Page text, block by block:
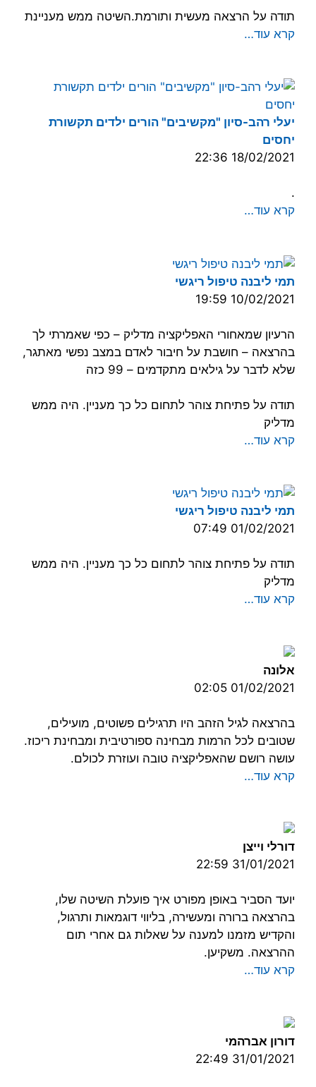
תודה על הרצאה מעשית ותורמת.השיטה ממש מעניינת
קרא עוד…
יעלי רהב-סיון "מקשיבים" הורים ילדים תקשורת
יחסים
18/02/2021 22:36
.
קרא עוד…
תמי ליבנה טיפול ריגשי
10/02/2021 19:59
הרעיון שמאחורי האפליקציה מדליק – כפי שאמרתי לך
בהרצאה – חושבת על חיבור לאדם במצב נפשי מאתגר,
שלא לדבר על גילאים מתקדמים – 99 כזה
תודה על פתיחת צוהר לתחום כל כך מעניין. היה ממש
מדליק
קרא עוד…
תמי ליבנה טיפול ריגשי
01/02/2021 07:49
תודה על פתיחת צוהר לתחום כל כך מעניין. היה ממש
מדליק
קרא עוד…
אלונה
01/02/2021 02:05
בהרצאה לגיל הזהב היו תרגילים פשוטים, מועילים,
שטובים לכל הרמות מבחינה ספורטיבית ומבחינת ריכוז.
עושה רושם שהאפליקציה טובה ועוזרת לכולם.
קרא עוד…
דורלי וייצן
31/01/2021 22:59
יועד הסביר באופן מפורט איך פועלת השיטה שלו,
בהרצאה ברורה ומעשירה, בליווי דוגמאות ותרגול,
והקדיש מזמנו למענה על שאלות גם אחרי תום
ההרצאה. משקיען.
קרא עוד…
דורון אברהמי
31/01/2021 22:49